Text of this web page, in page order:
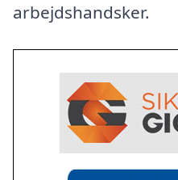
arbejdshandsker.